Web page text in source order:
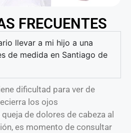
FRECUENTES
llevar a mi hijo a una
de medida en Santiago de
dificultad para ver de
los ojos
de dolores de cabeza al
es momento de consultar